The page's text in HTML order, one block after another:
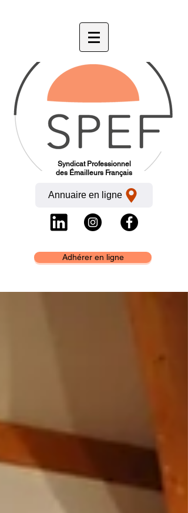
Syndicat Professionnel
des Émailleurs Français
Annuaire en ligne
Adhérer en ligne